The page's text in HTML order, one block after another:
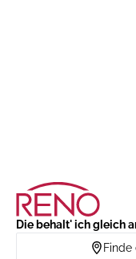
Die behalt' ich gleich
Finde